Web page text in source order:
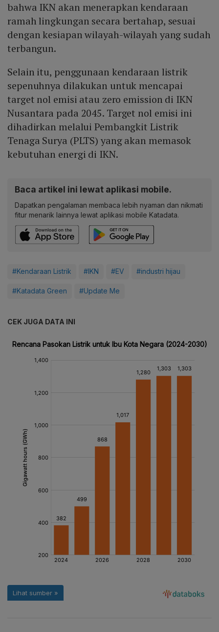
bahwa IKN akan menerapkan kendaraan
ramah lingkungan secara bertahap, sesuai
dengan kesiapan wilayah-wilayah yang sudah
terbangun.
Selain itu, penggunaan kendaraan listrik
sepenuhnya dilakukan untuk mencapai
target nol emisi atau zero emission di IKN
Nusantara pada 2045. Target nol emisi ini
dihadirkan melalui Pembangkit Listrik
Tenaga Surya (PLTS) yang akan memasok
kebutuhan energi di IKN.
Baca artikel ini lewat aplikasi mobile.
Dapatkan pengalaman membaca lebih nyaman dan nikmati
fitur menarik lainnya lewat aplikasi mobile Katadata.
#Kendaraan Listrik #IKN #EV #industri hijau
#Katadata Green #Update Me
CEK JUGA DATA INI